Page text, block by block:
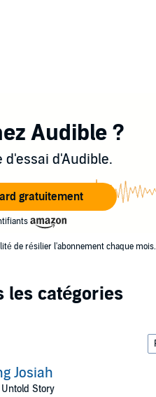
Audible ?
d'essai d'Audible.
gratuitement
de résilier l'abonnement chaque mois.
les catégories
Josiah
Untold Story